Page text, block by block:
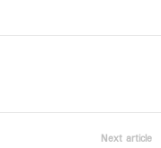
Next article